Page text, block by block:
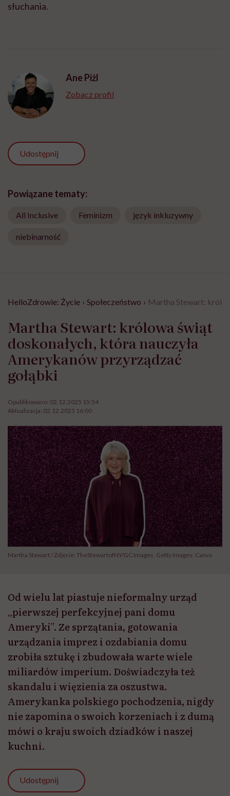
słuchania.
Ane Piżl
Zobacz profil
Udostępnij
Powiązane tematy:
All Inclusive Feminizm język inkluzywny
niebinarność
HelloZdrowie: Życie › Społeczeństwo › Martha Stewart:
Martha Stewart: królowa świąt
doskonałych, która nauczyła
Amerykanów przyrządzać
gołąbki
Opublikowano: 02.12.2025 15:54
Aktualizacja: 02.12.2025 16:00
Martha Stewart / Zdjęcie: TheStewartofNY/GC Images, Getty Images; Canva
Od wielu lat piastuje nieformalny urząd
„pierwszej perfekcyjnej pani domu
Ameryki”. Ze sprzątania, gotowania
urządzania imprez i ozdabiania domu
zrobiła sztukę i zbudowała warte wiele
miliardów imperium. Doświadczyła też
skandalu i więzienia za oszustwa.
Amerykanka polskiego pochodzenia, nigdy
nie zapomina o swoich korzeniach i z dumą
mówi o kraju swoich dziadków i naszej
kuchni.
Udostępnij